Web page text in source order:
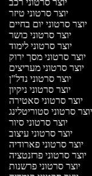
יוצר סרטוני טיזר
יוצר סרטוני יום בחיים
יוצר סרטוני כושר
יוצר סרטוני לימוד
יוצר סרטוני מסך ירוק
יוצר סרטוני מעריצים
יוצר סרטוני נדל"ן
יוצר סרטוני ניקיון
יוצר סרטוני סאטירה
יוצר סרטוני סטוריטלינג
יוצר סרטוני סיור
יוצר סרטוני עיצוב
יוצר סרטוני פארודיה
יוצר סרטוני פרזנטציה
יוצר סרטוני פרשנות